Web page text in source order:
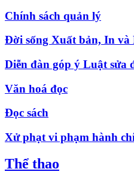
Chính sách quản lý
Đời sống Xuất bản, In và
Diễn đàn góp ý Luật sửa
Văn hoá đọc
Đọc sách
Xử phạt vi phạm hành
Thể thao